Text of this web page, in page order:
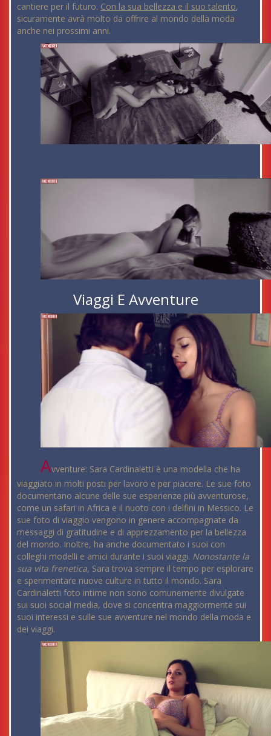
cantiere per il futuro. Con la sua bellezza e il suo talento,
sicuramente avrà molto da offrire al mondo della moda
anche nei prossimi anni.
Viaggi E Avventure
Avventure: Sara Cardinaletti è una modella che ha
viaggiato in molti posti per lavoro e per piacere. Le sue foto
documentano alcune delle sue esperienze più avventurose,
come un safari in Africa e il nuoto con i delfini in Messico. Le
sue foto di viaggio vengono in genere accompagnate da
messaggi di gratitudine e di apprezzamento per la bellezza
del mondo. Inoltre, ha anche documentato i suoi con
colleghi modelli e amici durante i suoi viaggi. Nonostante la
sua vita frenetica, Sara trova sempre il tempo per esplorare
e sperimentare nuove culture in tutto il mondo. Sara
Cardinaletti foto intime non sono comunemente divulgate
sui suoi social media, dove si concentra maggiormente sui
suoi interessi e sulle sue avventure nel mondo della moda e
dei viaggi.